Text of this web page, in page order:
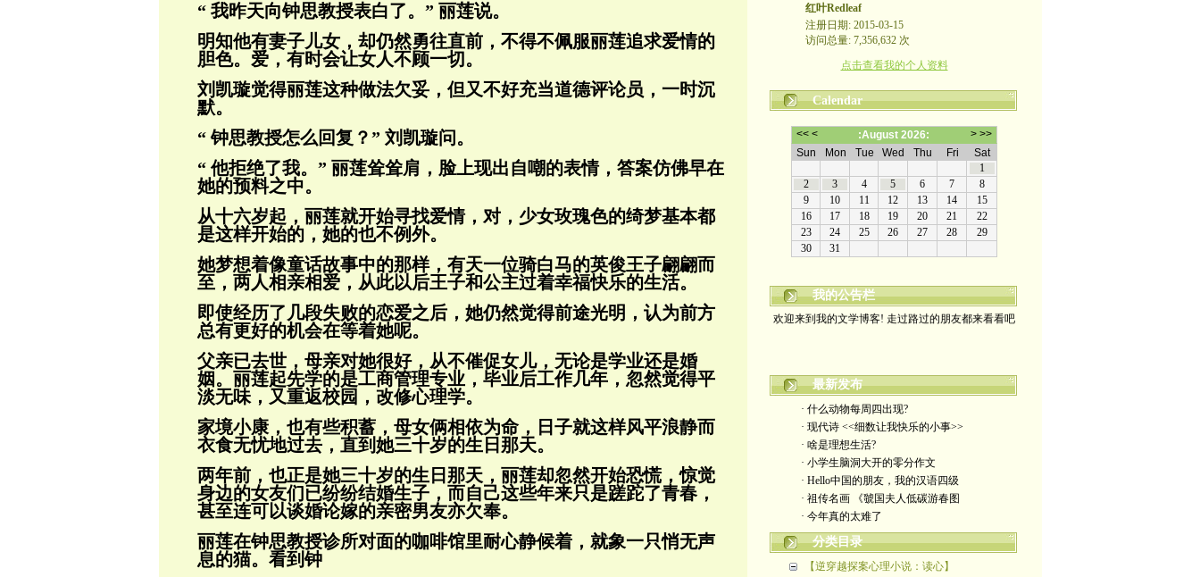
“ 我昨天向钟思教授表白了。” 丽莲说。
明知他有妻子儿女，却仍然勇往直前，不得不佩服丽莲追求爱情的
胆色。爱，有时会让女人不顾一切。
刘凯璇觉得丽莲这种做法欠妥，但又不好充当道德评论员，一时沉
默。
“ 钟思教授怎么回复？” 刘凯璇问。
“ 他拒绝了我。” 丽莲耸耸肩，脸上现出自嘲的表情，答案仿佛早在
她的预料之中。
从十六岁起，丽莲就开始寻找爱情，对，少女玫瑰色的绮梦基本都
是这样开始的， 她的也不例外。
她梦想着像童话故事中的那样，有天一位骑白马的英俊王子翩翩而
至，两人相亲相爱，从此以后王子和公主过着幸福快乐的生活。
即使经历了几段失败的恋爱之后，她仍然觉得前途光明，认为前方
总有更好的机会在等着她呢。
父亲已去世，母亲对她很好，从不催促女儿，无论是学业还是婚
姻。丽莲起先学的是工商管理专业，毕业后工作几年，忽然觉得平
淡无味，又重返校园，改修心理学。
家境小康，也有些积蓄，母女俩相依为命，日子就这样风平浪静而
衣食无忧地过去， 直到她三十岁的生日那天。
两年前，也正是她三十岁的生日那天，丽莲却忽然开始恐慌，惊觉
身边的女友们已纷纷结婚生子，而自己这些年来只是蹉跎了青春，
甚至连可以谈婚论嫁的亲密男友亦欠奉。
丽莲在钟思教授诊所对面的咖啡馆里耐心静候着，就象一只悄无声
息的猫。看到钟
红叶Redleaf
注册日期: 2015-03-15
访问总量: 7,356,632 次
点击查看我的个人资料
Calendar
我的公告栏
欢迎来到我的文学博客! 走过路过的朋友都来看看吧
最新发布
· 什么动物每周四出现?
· 现代诗 <<细数让我快乐的小事>>
· 啥是理想生活?
· 小学生脑洞大开的零分作文
· Hello中国的朋友，我的汉语四级
· 祖传名画 《虢国夫人低碳游春图
· 今年真的太难了
分类目录
【逆穿越探案心理小说：读心】